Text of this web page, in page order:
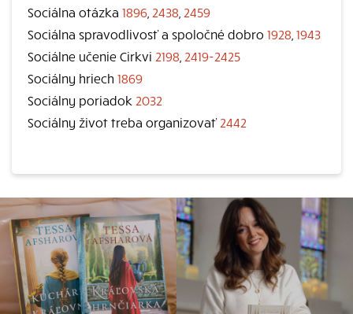
Sociálna otázka 1896 2438 2459
Sociálna spravodlivosť a spoločné dobro 1928 1943
Sociálne učenie Cirkvi 2198 2419-2425
Sociálny hriech 1869
Sociálny poriadok 2032
Sociálny život treba organizovať 2442